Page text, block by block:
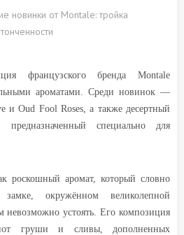
новинки от Montale: тройка
французского бренда Montale
ароматами. Среди новинок —
и Oud Fool Roses, а также десертный
специально для
роскошный аромат, который словно
окружённом великолепной
невозможно устоять. Его композиция
груши и сливы, дополненных